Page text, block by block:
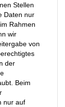
Stellen
Daten nur
Rahmen
wir
von
der
Beim
nur auf